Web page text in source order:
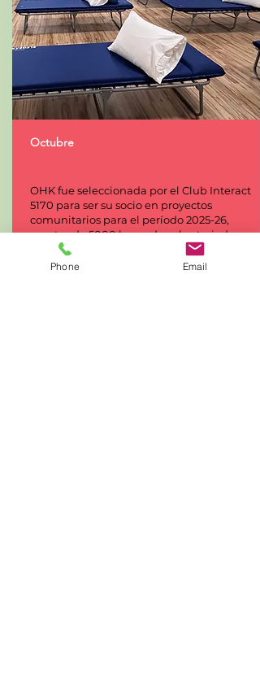
Octubre
OHK fue seleccionada por el Club Interact
5170 para ser su socio en proyectos
comunitarios para el período 2025-26,
aportando 5000 horas de voluntariado a
nuestra comunidad y creando 1000 kits de
suministros que proporcionan artículos de
Phone Email